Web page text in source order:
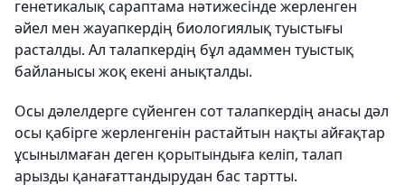
генетикалық сараптама нәтижесінде жерленген
әйел мен жауапкердің биологиялық туыстығы
расталды. Ал талапкердің бұл адаммен туыстық
байланысы жоқ екені анықталды.
Осы дәлелдерге сүйенген сот талапкердің анасы дәл
осы қабірге жерленгенін растайтын нақты айғақтар
ұсынылмаған деген қорытындыға келіп, талап
арызды қанағаттандырудан бас тартты.